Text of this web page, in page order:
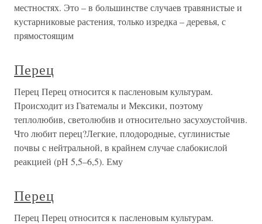
местностях. Это – в большинстве случаев травянистые и
кустарниковые растения, только изредка – деревья, с
прямостоящим
Перец
Перец Перец относится к пасленовым культурам.
Происходит из Гватемалы и Мексики, поэтому
теплолюбив, светолюбив и относительно засухоустойчив.
Что любит перец?Легкие, плодородные, суглинистые
почвы с нейтральной, в крайнем случае слабокислой
реакцией (рН 5,5–6,5). Ему
Перец
Перец Перец относится к пасленовым культурам.